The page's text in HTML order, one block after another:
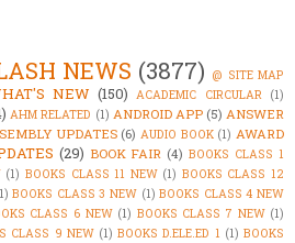
NEWS (3877) @ SITE MAP
NEW (150) ACADEMIC CIRCULAR (1)
AHM RELATED (1) ANDROID APP (5) ANSWER
UPDATES (6) AUDIO BOOK (1) AWARD
(29) BOOK FAIR (4) BOOKS CLASS 1
(1) BOOKS CLASS 11 NEW (1) BOOKS CLASS 12
BOOKS CLASS 3 NEW (1) BOOKS CLASS 4 NEW
CLASS 6 NEW (1) BOOKS CLASS 7 NEW (1)
CLASS 9 NEW (1) BOOKS D.ELE.ED 1 (1) BOOKS